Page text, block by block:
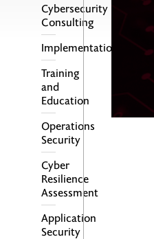
Cybersecurity
Consulting
Implementations
Training
and
Education
Operations
Security
Cyber
Resilience
Assessment
Application
Security